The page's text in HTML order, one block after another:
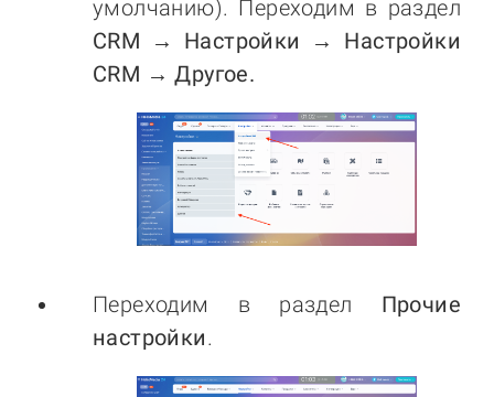
умолчанию). Переходим в раздел
CRM → Настройки → Настройки
CRM → Другое.
Переходим в раздел Прочие
настройки.